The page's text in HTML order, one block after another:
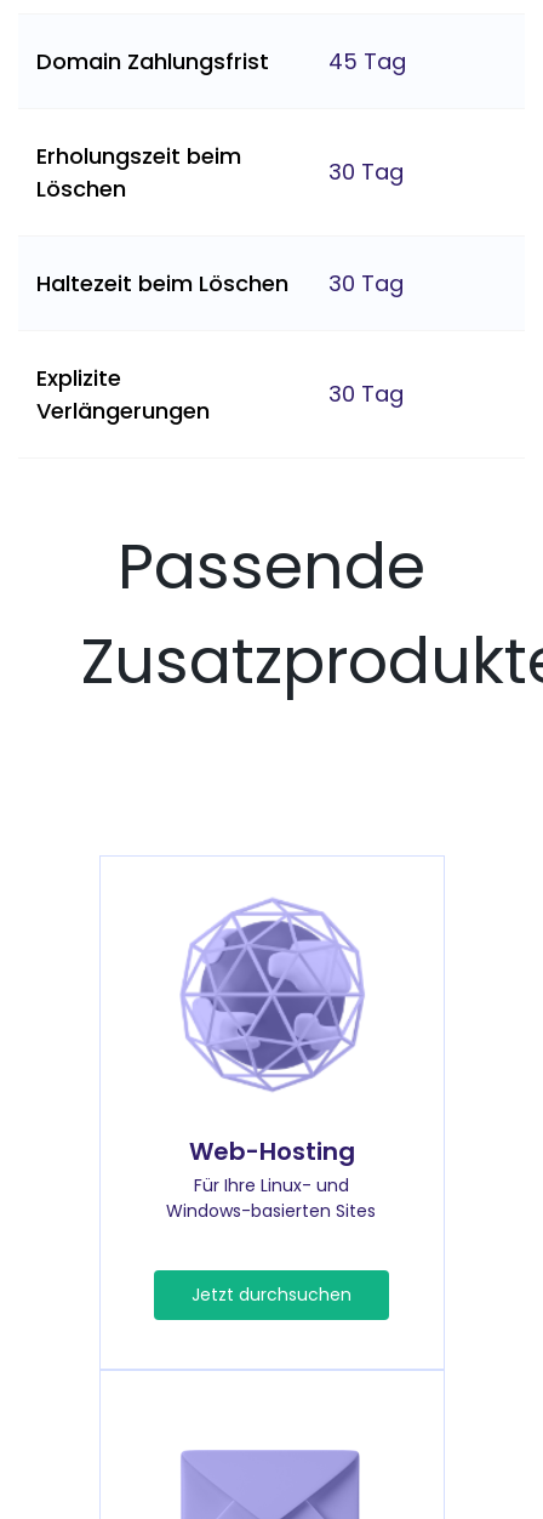
Domain Zahlungsfrist 45 Tag
Erholungszeit beim
Löschen
30 Tag
Haltezeit beim Löschen 30 Tag
Explizite
Verlängerungen
30 Tag
Passende
Web-Hosting
Für Ihre Linux- und
Windows-basierten Sites
Jetzt durchsuchen